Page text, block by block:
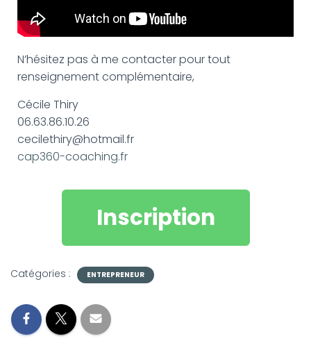
N’hésitez pas à me contacter pour tout
renseignement complémentaire,
Cécile Thiry
06.63.86.10.26
cecilethiry@hotmail.fr
cap360-coaching.fr
Inscription
Catégories : ENTREPRENEUR